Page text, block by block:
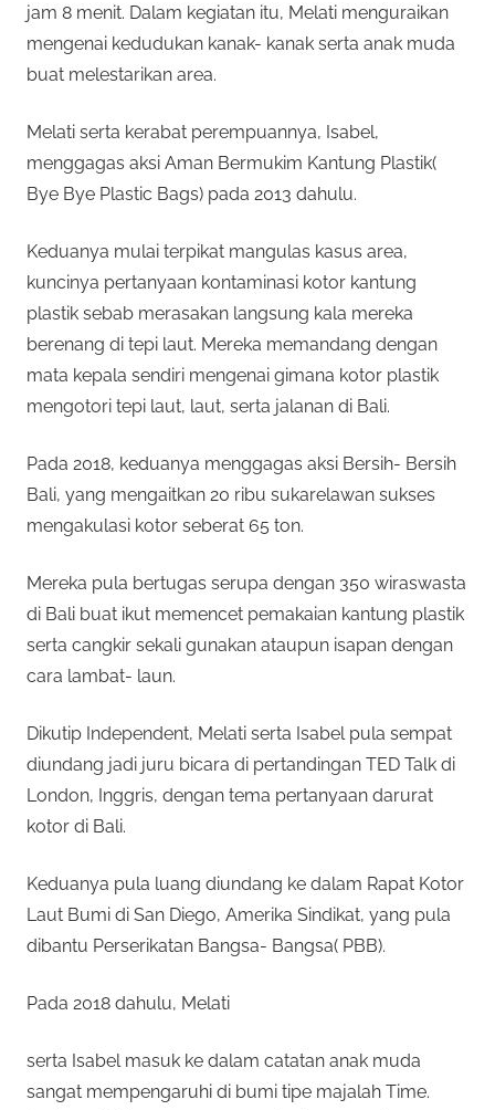
jam 8 menit. Dalam kegiatan itu, Melati menguraikan
mengenai kedudukan kanak- kanak serta anak muda
buat melestarikan area.
Melati serta kerabat perempuannya, Isabel,
menggagas aksi Aman Bermukim Kantung Plastik(
Bye Bye Plastic Bags) pada 2013 dahulu.
Keduanya mulai terpikat mangulas kasus area,
kuncinya pertanyaan kontaminasi kotor kantung
plastik sebab merasakan langsung kala mereka
berenang di tepi laut. Mereka memandang dengan
mata kepala sendiri mengenai gimana kotor plastik
mengotori tepi laut, laut, serta jalanan di Bali.
Pada 2018, keduanya menggagas aksi Bersih- Bersih
Bali, yang mengaitkan 20 ribu sukarelawan sukses
mengakulasi kotor seberat 65 ton.
Mereka pula bertugas serupa dengan 350 wiraswasta
di Bali buat ikut memencet pemakaian kantung plastik
serta cangkir sekali gunakan ataupun isapan dengan
cara lambat- laun.
Dikutip Independent, Melati serta Isabel pula sempat
diundang jadi juru bicara di pertandingan TED Talk di
London, Inggris, dengan tema pertanyaan darurat
kotor di Bali.
Keduanya pula luang diundang ke dalam Rapat Kotor
Laut Bumi di San Diego, Amerika Sindikat, yang pula
dibantu Perserikatan Bangsa- Bangsa( PBB).
Pada 2018 dahulu, Melati
serta Isabel masuk ke dalam catatan anak muda
sangat mempengaruhi di bumi tipe majalah Time.